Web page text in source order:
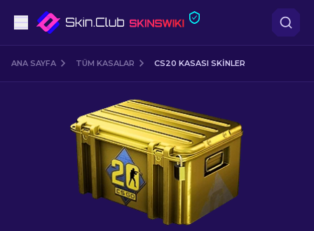
Tabanca
Tüfek
Dürbünlü Tüfek
ANA SAYFA TÜM KASALAR CS20 KASASI SKINLER